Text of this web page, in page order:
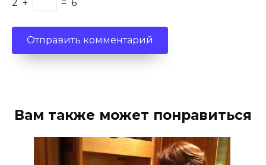
2 + = 6
Вам также может понравиться